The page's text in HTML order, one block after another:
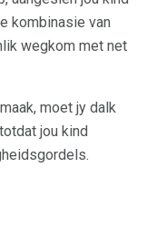
kombinasie van
wegkom met net
moet jy dalk
jou kind